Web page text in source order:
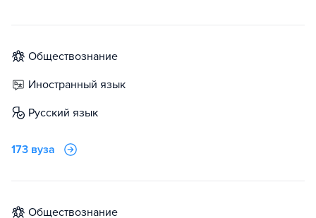
обществознание
иностранный язык
русский язык
173 вуза
обществознание